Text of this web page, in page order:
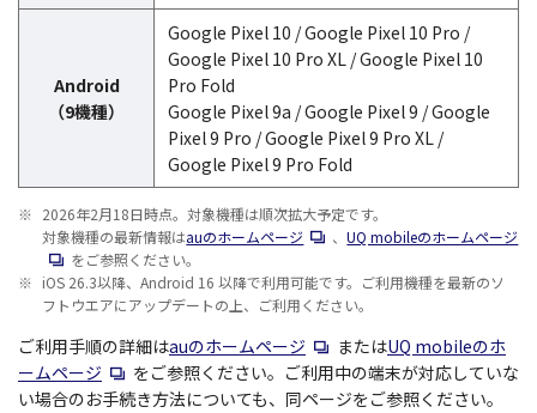
Android
（9機種）
Google Pixel 10 / Google Pixel 10 Pro /
Google Pixel 10 Pro XL / Google Pixel 10
Pro Fold
Google Pixel 9a / Google Pixel 9 / Google
Pixel 9 Pro / Google Pixel 9 Pro XL /
Google Pixel 9 Pro Fold
※ 2026年2月18日時点。対象機種は順次拡大予定です。
対象機種の最新情報はauのホームページ 新規ウィンドウで開く
、UQ mobileのホームページ
をご参照ください。
※ iOS 26.3以降、Android 16 以降で利用可能です。ご利用機種を最新のソ
フトウエアにアップデートの上、ご利用ください。
ご利用手順の詳細はauのホームページ 新規ウィンドウで開く
またはUQ mobileのホ
ームページ 新規ウィンドウで開く
をご参照ください。ご利用中の端末が対応していな
い場合のお手続き方法についても、同ページをご参照ください。